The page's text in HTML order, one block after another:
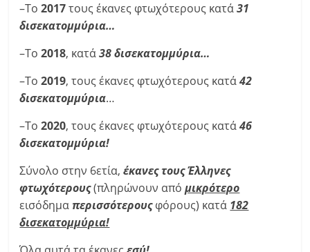
–Το2017τους έκανες φτωχότερους κατά31
δισεκατομμύρια…
–Το2018, κατά38 δισεκατομμύρια…
–Το2019, τους έκανες φτωχότερους κατά42
δισεκατομμύρια…
–Το2020, τους έκανες φτωχότερους κατά46
δισεκατομμύρια!
Σύνολο στην 6ετία,έκανες τους Έλληνες
φτωχότερους(πληρώνουν απόμικρότερο
εισόδημαπερισσότερουςφόρους) κατά 182
δισεκατομμύρια!